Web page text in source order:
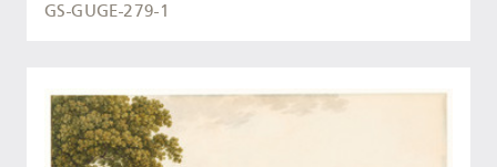
GS-GUGE-279-1